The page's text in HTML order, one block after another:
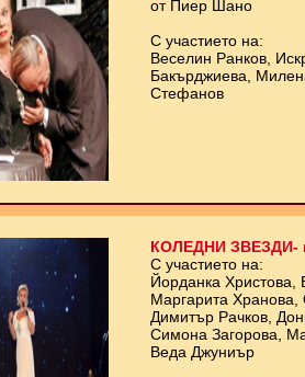
от Пиер Шано
С участието на:
Веселин Ранков,
Бакърджиева,
Стефанов
КОЛЕДНИ ЗВЕЗДИ-
С участието на:
Йорданка Христова,
Маргарита Хранова,
Димитър Рачков,
Симона Загорова,
Веда Джуниър